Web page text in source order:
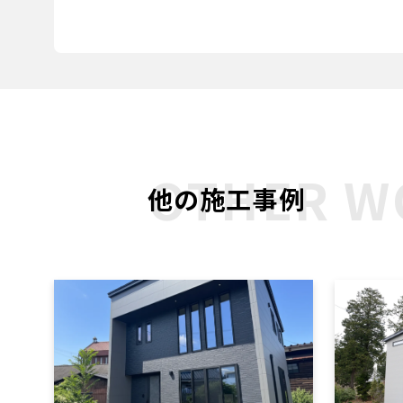
OTHER
他の施工事例